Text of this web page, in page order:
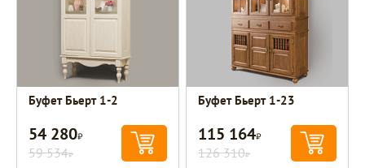
Буфет Бьерт 1-2
54 280Р
59 534Р
Буфет Бьерт 1-23
115 164Р
126 310Р